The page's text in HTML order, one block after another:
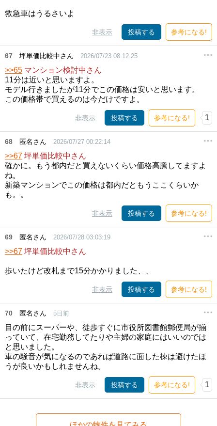
救急車はうるさいよ
非表示 投稿する 参考になる!
67 坪単価比較中さん 2026/07/23 08:12:25
>>65 マンション検討中さん
11分は近いと思いますよ。
モデル行きましたが11分でこの価格は安いと思います。
この価格帯で買えるのは今だけですよ。
非表示 投稿する 参考になる! 1
68 匿名さん 2026/07/27 00:22:14
>>67 坪単価比較中さん
確かに。もう都内だと買えないくらい価格高騰してますよ
ね。
新築マンションでこの価格は都内だともうここくらいか
も。。
非表示 投稿する 参考になる!
69 匿名さん 2026/07/28 03:03:19
>>67 坪単価比較中さん
歩いたけど改札まで15分かかりました、、
非表示 投稿する 参考になる!
70 匿名さん 5日前
目の前にスーパーや、徒歩すぐに市役所図書館郵便局が揃
っていて、在宅勤務してたりや主婦の家庭にはいいのでは
と思いました。
車の騒音が気になるのであれば道路に面した棟は避けたほ
うが良いかもしれませんね。
非表示 投稿する 参考になる! 1